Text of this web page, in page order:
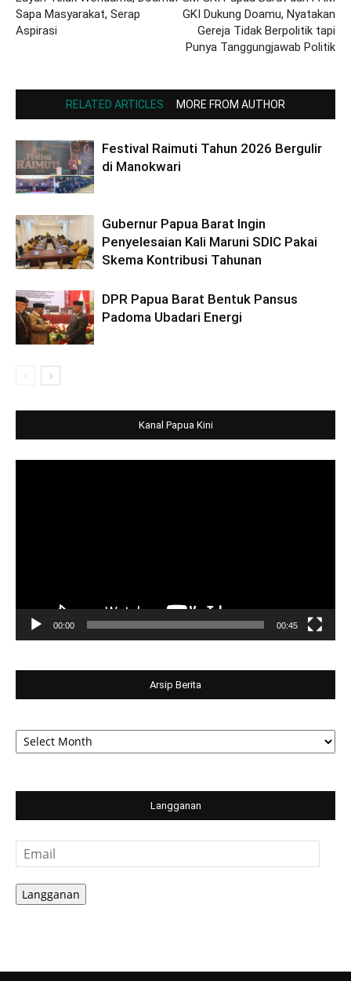
Sapa Masyarakat, Serap
Aspirasi
GKI Dukung Doamu, Nyatakan
Gereja Tidak Berpolitik tapi
Punya Tanggungjawab Politik
RELATED ARTICLES MORE FROM AUTHOR
Festival Raimuti Tahun 2026 Bergulir
di Manokwari
Gubernur Papua Barat Ingin
Penyelesaian Kali Maruni SDIC Pakai
Skema Kontribusi Tahunan
DPR Papua Barat Bentuk Pansus
Padoma Ubadari Energi
Kanal Papua Kini
00:00 00:45
Arsip Berita
Arsip
Berita
Langganan
Email
Langganan